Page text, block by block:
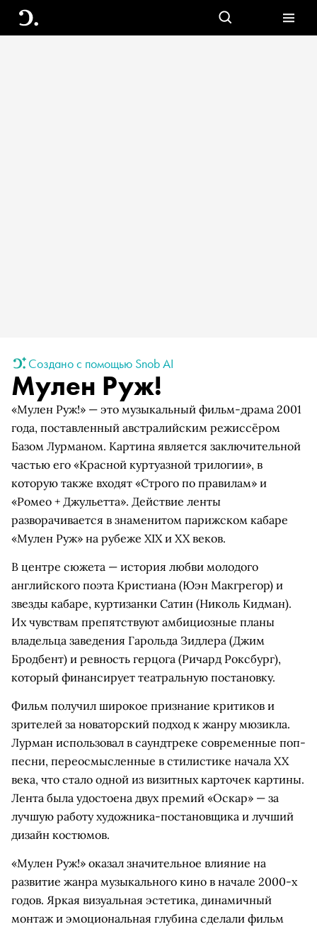
Создано с помощью Snob AI
Мулен Руж!
«Мулен Руж!» — это музыкальный фильм-драма 2001
года, поставленный австралийским режиссёром
Базом Лурманом. Картина является заключительной
частью его «Красной куртуазной трилогии», в
которую также входят «Строго по правилам» и
«Ромео + Джульетта». Действие ленты
разворачивается в знаменитом парижском кабаре
«Мулен Руж» на рубеже XIX и XX веков.
В центре сюжета — история любви молодого
английского поэта Кристиана (Юэн Макгрегор) и
звезды кабаре, куртизанки Сатин (Николь Кидман).
Их чувствам препятствуют амбициозные планы
владельца заведения Гарольда Зидлера (Джим
Бродбент) и ревность герцога (Ричард Роксбург),
который финансирует театральную постановку.
Фильм получил широкое признание критиков и
зрителей за новаторский подход к жанру мюзикла.
Лурман использовал в саундтреке современные поп-
песни, переосмысленные в стилистике начала XX
века, что стало одной из визитных карточек картины.
Лента была удостоена двух премий «Оскар» — за
лучшую работу художника-постановщика и лучший
дизайн костюмов.
«Мулен Руж!» оказал значительное влияние на
развитие жанра музыкального кино в начале 2000-х
годов. Яркая визуальная эстетика, динамичный
монтаж и эмоциональная глубина сделали фильм